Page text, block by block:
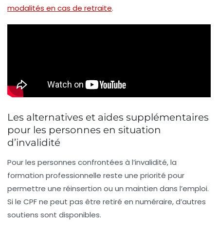
modalités en cas de retraite.
Les alternatives et aides supplémentaires
pour les personnes en situation
d’invalidité
Pour les personnes confrontées à l’invalidité, la
formation professionnelle reste une priorité pour
permettre une réinsertion ou un maintien dans l’emploi.
Si le CPF ne peut pas être retiré en numéraire, d’autres
soutiens sont disponibles.